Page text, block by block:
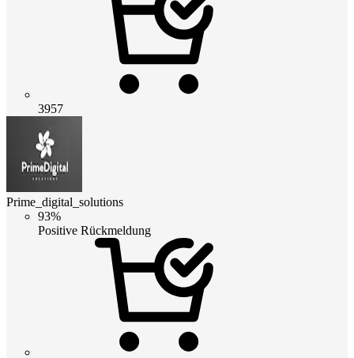
3957
Prime_digital_solutions
93%
Positive Rückmeldung